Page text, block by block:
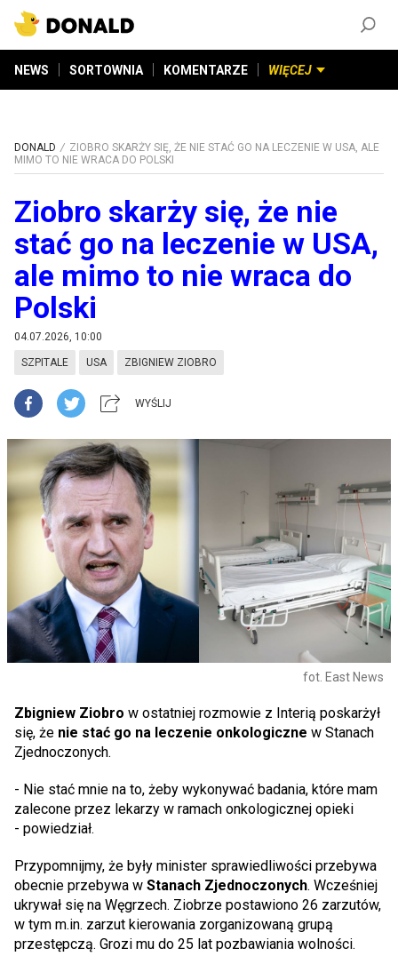
NEWS SORTOWNIA KOMENTARZE WIĘCEJ
DONALD
ZIOBRO SKARŻY SIĘ, ŻE NIE STAĆ GO NA LECZENIE W USA, ALE
MIMO TO NIE WRACA DO POLSKI
Ziobro skarży się, że nie
stać go na leczenie w USA,
ale mimo to nie wraca do
Polski
04.07.2026, 10:00
SZPITALE USA ZBIGNIEW ZIOBRO
WYŚLIJ
fot. East News
Zbigniew Ziobro w ostatniej rozmowie z Interią poskarżył
się, że nie stać go na leczenie onkologiczne w Stanach
Zjednoczonych.
- Nie stać mnie na to, żeby wykonywać badania, które mam
zalecone przez lekarzy w ramach onkologicznej opieki
- powiedział.
Przypomnijmy, że były minister sprawiedliwości przebywa
obecnie przebywa w Stanach Zjednoczonych. Wcześniej
ukrywał się na Węgrzech. Ziobrze postawiono 26 zarzutów,
w tym m.in. zarzut kierowania zorganizowaną grupą
przestępczą. Grozi mu do 25 lat pozbawiania wolności.